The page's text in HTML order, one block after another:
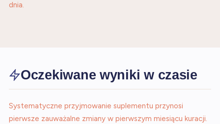
dnia.
Oczekiwane wyniki w czasie
Systematyczne przyjmowanie suplementu przynosi
pierwsze zauważalne zmiany w pierwszym miesiącu kuracji.